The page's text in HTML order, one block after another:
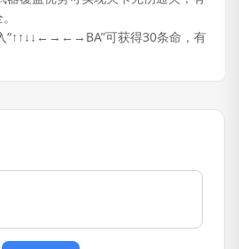
“↑↑↓↓←→←→BA”可获得30条命，有